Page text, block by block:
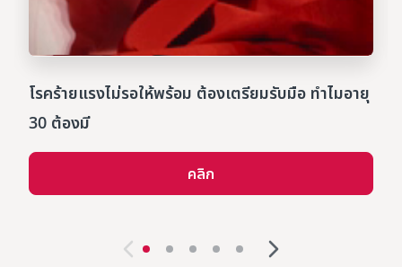
0:00 / 1:55
โรคร้ายแรงไม่รอให้พร้อม ต้องเตรียมรับมือ​ ทำไมอายุ
30 ต้องมี
คลิก